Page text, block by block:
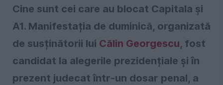
Cine sunt cei care au blocat Capitala și
A1. Manifestația de duminică, organizată
de susținătorii lui Călin Georgescu, fost
candidat la alegerile prezidențiale și în
prezent judecat într-un dosar penal, a